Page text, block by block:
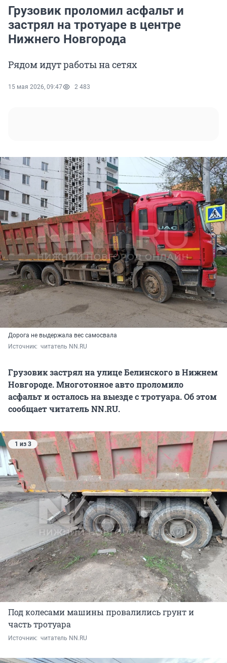
Грузовик проломил асфальт и
застрял на тротуаре в центре
Нижнего Новгорода
Рядом идут работы на сетях
15 мая 2026, 09:47 2 483
Дорога не выдержала вес самосвала
Источник: читатель NN.RU
Грузовик застрял на улице Белинского в Нижнем
Новгороде. Многотонное авто проломило
асфальт и осталось на выезде с тротуара. Об этом
сообщает читатель NN.RU.
1 из 3
Под колесами машины провалились грунт и
часть тротуара
Источник: читатель NN.RU